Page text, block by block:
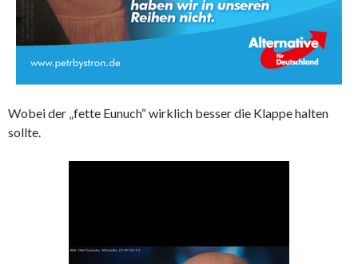
Wobei der „fette Eunuch“ wirklich besser die Klappe halten
sollte.